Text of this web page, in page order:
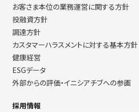
お客さま本位の業務運営に関する方針
投融資方針
調達方針
カスタマーハラスメントに対する基本方針
健康経営
ESGデータ
外部からの評価・イニシアチブへの参画
採用情報